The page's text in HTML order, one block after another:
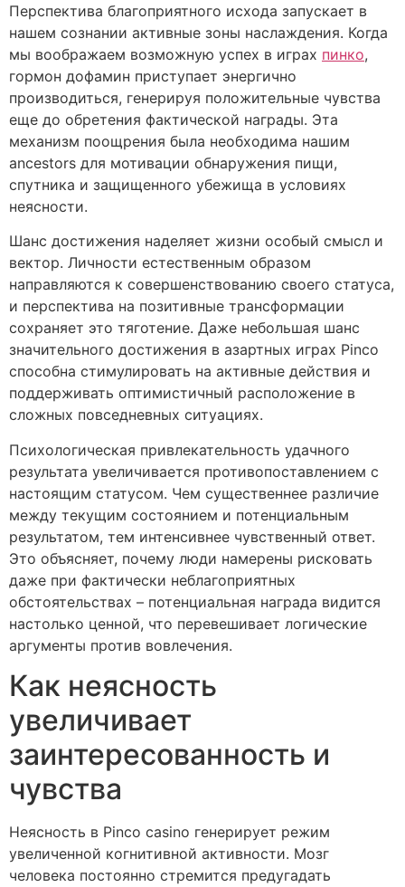
Перспектива благоприятного исхода запускает в
нашем сознании активные зоны наслаждения. Когда
мы воображаем возможную успех в играх пинко,
гормон дофамин приступает энергично
производиться, генерируя положительные чувства
еще до обретения фактической награды. Эта
механизм поощрения была необходима нашим
ancestors для мотивации обнаружения пищи,
спутника и защищенного убежища в условиях
неясности.
Шанс достижения наделяет жизни особый смысл и
вектор. Личности естественным образом
направляются к совершенствованию своего статуса,
и перспектива на позитивные трансформации
сохраняет это тяготение. Даже небольшая шанс
значительного достижения в азартных играх Pinco
способна стимулировать на активные действия и
поддерживать оптимистичный расположение в
сложных повседневных ситуациях.
Психологическая привлекательность удачного
результата увеличивается противопоставлением с
настоящим статусом. Чем существеннее различие
между текущим состоянием и потенциальным
результатом, тем интенсивнее чувственный ответ.
Это объясняет, почему люди намерены рисковать
даже при фактически неблагоприятных
обстоятельствах – потенциальная награда видится
настолько ценной, что перевешивает логические
аргументы против вовлечения.
Как неясность
увеличивает
заинтересованность и
чувства
Неясность в Pinco casino генерирует режим
увеличенной когнитивной активности. Мозг
человека постоянно стремится предугадать